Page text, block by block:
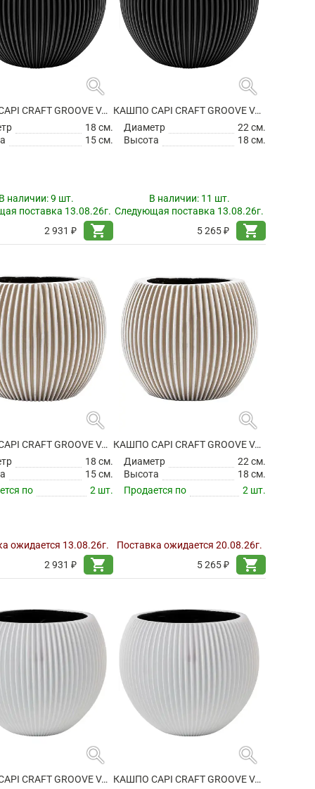
search
КАШПО CAPI CRAFT GROOVE VASE BALL INTENSE BLACK
18 см.
15 см.
наличии:9 шт.
поставка 13.08.26г.
2 931 ₽
shopping_cart
search
КАШПО CAPI CRAFT GROOVE VASE BALL INTENSE BLACK
Диаметр
22 см.
Высота
18 см.
В наличии: 11 шт.
Следующая поставка 13.08.26г.
5 265 ₽
shopping_cart
search
КАШПО CAPI CRAFT GROOVE VASE BALL IVORY
18 см.
15 см.
по
2 шт.
ожидается 13.08.26г.
2 931 ₽
shopping_cart
search
КАШПО CAPI CRAFT GROOVE VASE BALL IVORY
Диаметр
22 см.
Высота
18 см.
Продается по
2 шт.
Поставка ожидается 20.08.26г.
5 265 ₽
shopping_cart
search
КАШПО CAPI CRAFT GROOVE VASE BALL WHITE
search
КАШПО CAPI CRAFT GROOVE VASE BALL WHITE